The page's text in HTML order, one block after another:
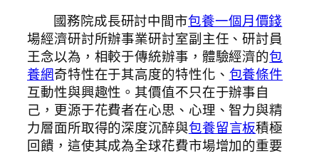
國務院成長研討中間市包養一個月價錢
場經濟研討所辦事業研討室副主任、研討員
王念以為，相較于傳統辦事，體驗經濟的包
養網奇特性在于其高度的特性化、 包養條件
互動性與興趣性。其價值不只在于辦事自
己，更源于花費者在心思、心理、智力與精
力層面所取得的深度沉醉與包養留言板積極
回饋，這使其成為全球花費市場增加的重要